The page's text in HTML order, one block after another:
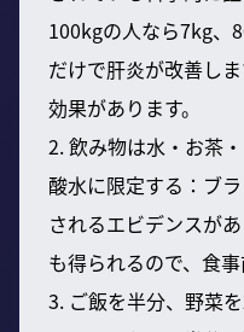
100kgの人なら7kg、
だけで肝炎が改善し
効果があります。
2. 飲み物は水・お茶
酸水に限定する：ブ
されるエビデンスが
も得られるので、食
3. ご飯を半分、野菜